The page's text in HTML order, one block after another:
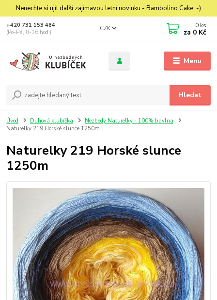
Nenechte si ujít další zajímavou letní novinku - Bambolino Cake :-)
Menu
CZK
Hledat
+420 731 153 484
(Po-Pá, 8-16 hod.)
0 ks
za 0 Kč
Úvod Duhová klubíčka
Nezbedy Naturelky - 100% bavlna
Naturelky 219 Horské slunce 1250m
Naturelky 219 Horské slunce
1250m